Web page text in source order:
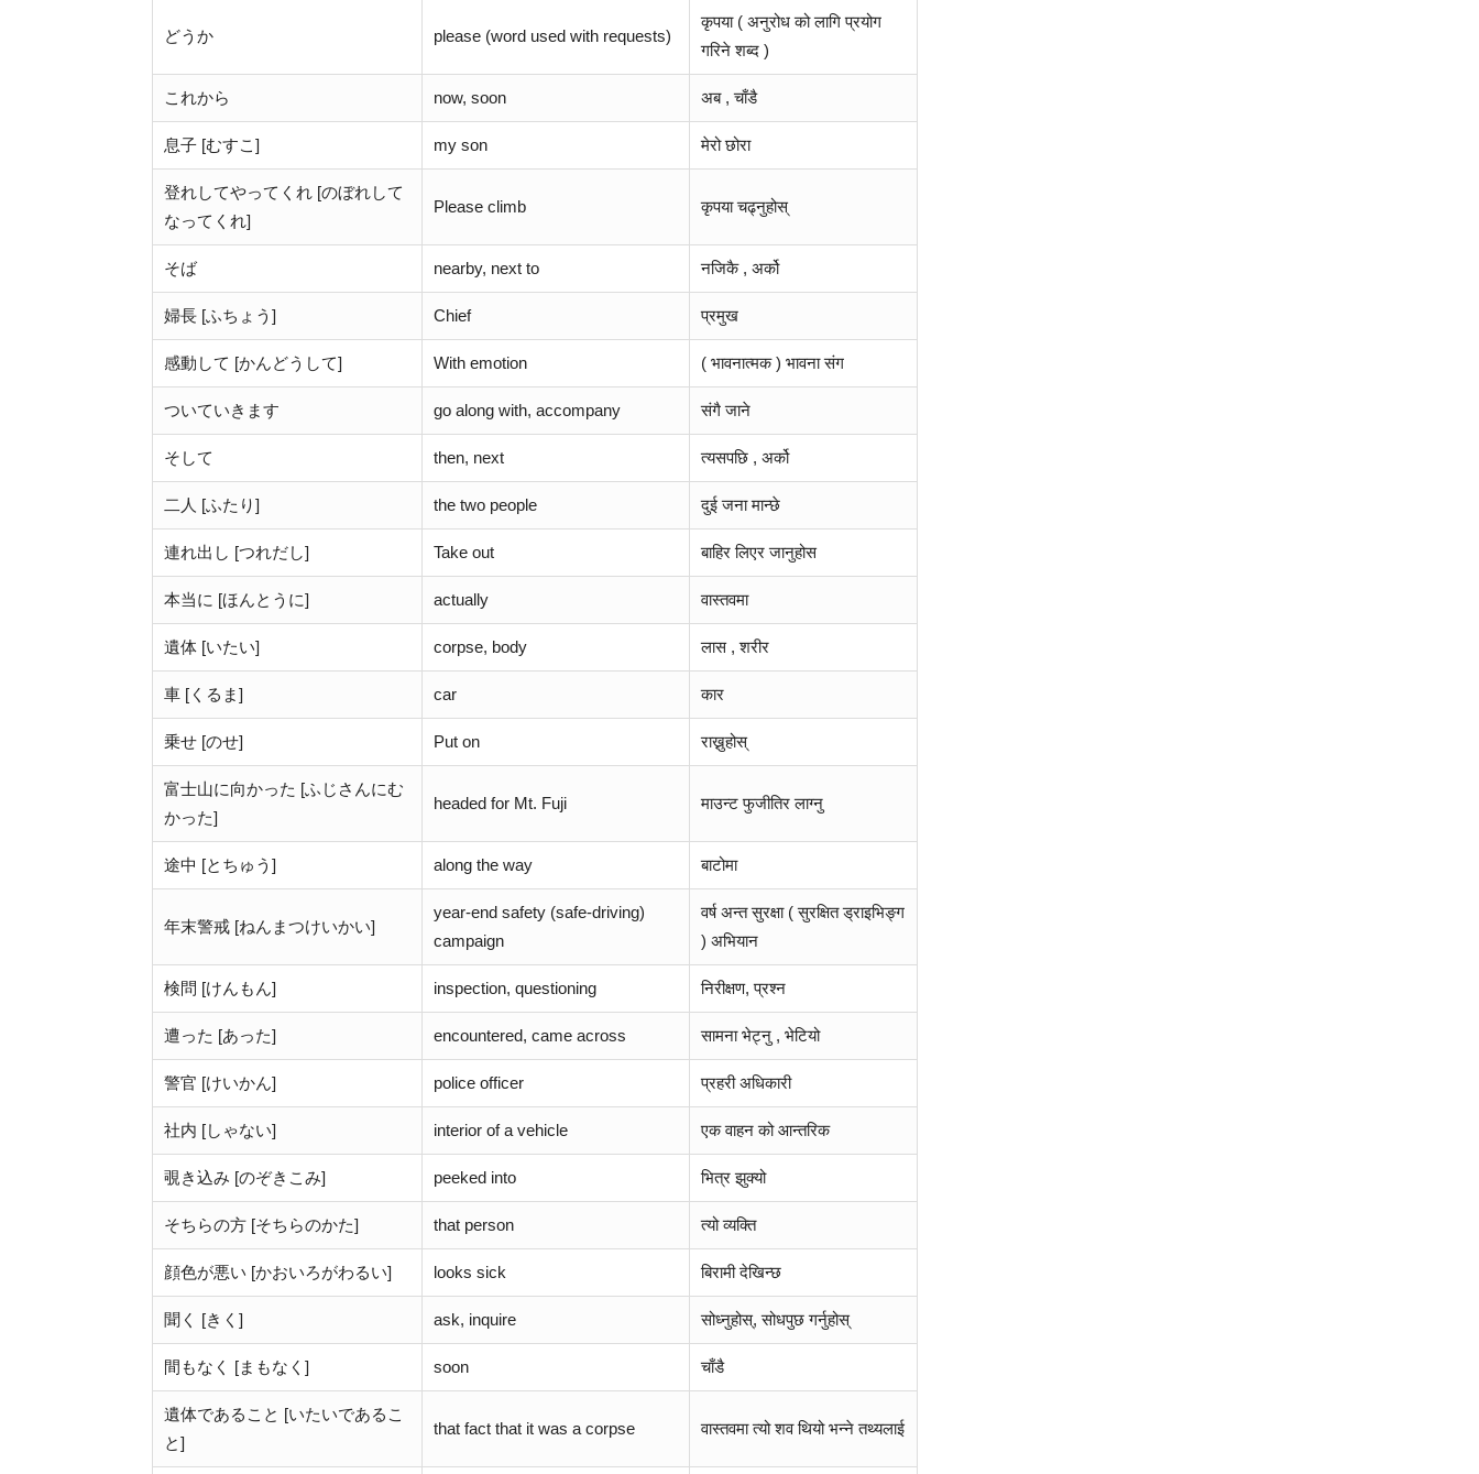
どうか please (word used with requests)
कृपया ( अनुरोध को लागि प्रयोग
गरिने शब्द )
これから now, soon अब , चाँडै
息子 [むすこ] my son मेरो छोरा
登れしてやってくれ [のぼれして
なってくれ]
Please climb कृपया चढ्नुहोस्
そば nearby, next to नजिकै , अर्को
婦長 [ふちょう] Chief प्रमुख
感動して [かんどうして] With emotion ( भावनात्मक ) भावना संग
ついていきます go along with, accompany संगै जाने
そして then, next त्यसपछि , अर्को
二人 [ふたり] the two people दुई जना मान्छे
連れ出し [つれだし] Take out बाहिर लिएर जानुहोस
本当に [ほんとうに] actually वास्तवमा
遺体 [いたい] corpse, body लास , शरीर
車 [くるま] car कार
乗せ [のせ] Put on राख्नुहोस्
富士山に向かった [ふじさんにむ
かった]
headed for Mt. Fuji माउन्ट फुजीतिर लाग्नु
途中 [とちゅう] along the way बाटोमा
年末警戒 [ねんまつけいかい]
year-end safety (safe-driving)
campaign
वर्ष अन्त सुरक्षा ( सुरक्षित ड्राइभिङ्ग
) अभियान
検問 [けんもん] inspection, questioning निरीक्षण, प्रश्न
遭った [あった] encountered, came across सामना भेट्नु , भेटियो
警官 [けいかん] police officer प्रहरी अधिकारी
社内 [しゃない] interior of a vehicle एक वाहन को आन्तरिक
覗き込み [のぞきこみ] peeked into भित्र झुक्यो
そちらの方 [そちらのかた] that person त्यो व्यक्ति
顔色が悪い [かおいろがわるい] looks sick बिरामी देखिन्छ
聞く [きく] ask, inquire सोध्नुहोस्, सोधपुछ गर्नुहोस्
間もなく [まもなく] soon चाँडै
遺体であること [いたいであるこ
と]
that fact that it was a corpse वास्तवमा त्यो शव थियो भन्ने तथ्यलाई